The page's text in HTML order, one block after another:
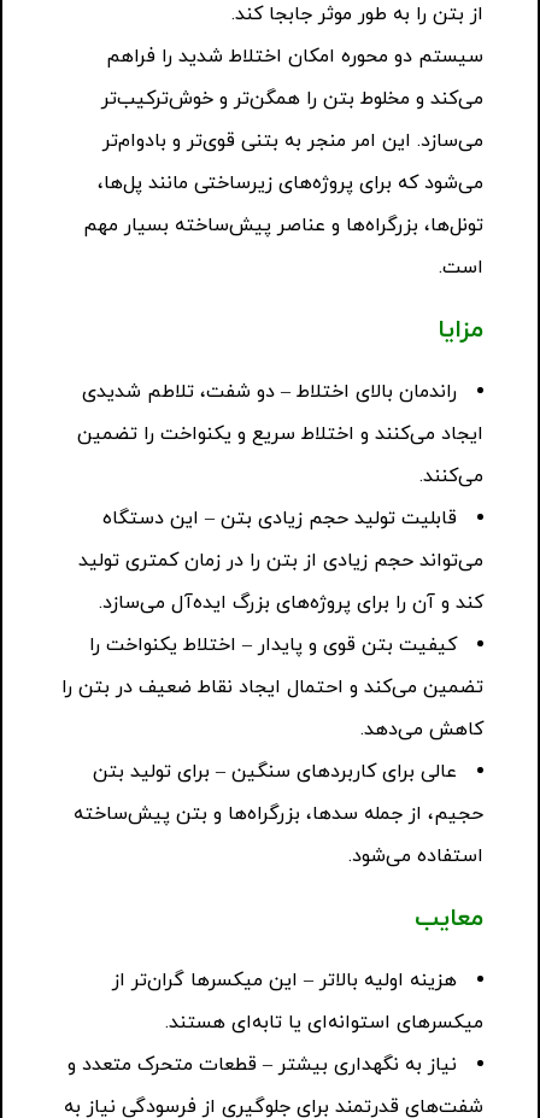
از بتن را به طور موثر جابجا کند.
سیستم دو محوره امکان اختلاط شدید را فراهم
می‌کند و مخلوط بتن را همگن‌تر و خوش‌ترکیب‌تر
می‌سازد. این امر منجر به بتنی قوی‌تر و بادوام‌تر
می‌شود که برای پروژه‌های زیرساختی مانند پل‌ها،
تونل‌ها، بزرگراه‌ها و عناصر پیش‌ساخته بسیار مهم
است.
مزایا
راندمان بالای اختلاط – دو شفت، تلاطم شدیدی
ایجاد می‌کنند و اختلاط سریع و یکنواخت را تضمین
می‌کنند.
قابلیت تولید حجم زیادی بتن – این دستگاه
می‌تواند حجم زیادی از بتن را در زمان کمتری تولید
کند و آن را برای پروژه‌های بزرگ ایده‌آل می‌سازد.
کیفیت بتن قوی و پایدار – اختلاط یکنواخت را
تضمین می‌کند و احتمال ایجاد نقاط ضعیف در بتن را
کاهش می‌دهد.
عالی برای کاربردهای سنگین – برای تولید بتن
حجیم، از جمله سدها، بزرگراه‌ها و بتن پیش‌ساخته
استفاده می‌شود.
معایب
هزینه اولیه بالاتر – این میکسرها گران‌تر از
میکسرهای استوانه‌ای یا تابه‌ای هستند.
نیاز به نگهداری بیشتر – قطعات متحرک متعدد و
شفت‌های قدرتمند برای جلوگیری از فرسودگی نیاز به